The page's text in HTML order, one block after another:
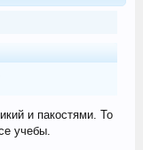
и пакостями. То
учебы.